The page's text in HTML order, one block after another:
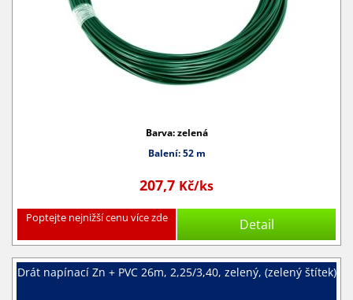
Barva: zelená
Balení: 52 m
207,7 Kč/ks
Poptejte nejnižší cenu více zde Detail
Drát napínací Zn + PVC 26m, 2,25/3,40, zelený, (zelený štítek)